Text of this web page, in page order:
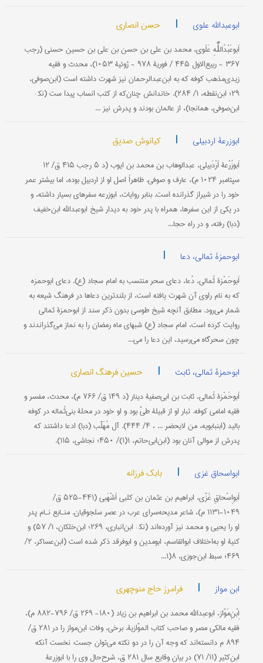
ابوعبدالله علوی | حسن انصاری
اَبوعَبْدُاللّٰهِ عَلَوی، محمد بن ‌علی بن حسن بن علی بن حسین حسنی (رجب
۳۶۷ - ربیع‌الاول ۴۴۵ / فوریۀ ۹۷۸ - ژوئیۀ ۱۰۵۳)، محدث و فقیه
زیدی‌مذهب کوفه که به ابن‌عبدالرحمان نیز شهرت داشته است (ابن‌صوفی،
۲۹؛ ابن‌نقطه، ۱/ ۲۸۴). خاندانش چنان‌که از کتب انساب پیدا ست (نک‍ :
ابن‌صوفی، همانجا)، از عالمان بودند و پدرش نیز ...
ابوزرعۀ اردبیلی | کیانوش صدیق
اَبوزُرْعۀ اَرْدَبیلی، عبدالوهاب بن محمد بن ایوب (د ۵ رجب ۴۱۵ ق/ ۱۲
سپتامبر ۱۰۲۴ م)، عارف و صوفی. ظاهراً اصل او از اردبیل بوده، اما بیشتر عمر
خود را در شیراز گذرانده است. بنابر روایات، ابوزرعه سفرهای بسیار داشته، و
در یکی از این سفرها، همراه با پدر خود به دیدار شیخ ابوعبدالله ابن‌خفیف
(دبا) رفته، و در راه حجا...
ابوحمزۀ ثمالی، دعا |
اَبوحَمْزۀ ثُمالی، دُعا، دعای سحر منتسب به امام سجاد (ع). دعای ابوحمزه
که به نام راوی آن شهرت یافته است، از بلند‌‌ترین دعاها در فرهنگ شیعه به
شمار می‌رود. مطابق آنچه شیخ طوسی بدون ذكر سند از ابوحمزۀ ثمالی
روایت كرده است، امام سجاد (ع) شبهای ماه رمضان را به نماز می‌گذراندند و
چون سحرگاه می‌رسید، این دعا را می‌...
ابوحمزۀ ثمالی، ثابت | حسین فرهنگ انصاری
اَبوحَمْزۀ ثُمالی، ثابت بن ابی‌صفیۀ دینار (د ۱۴۹ ق/ ۷۶۶ م)، محدث، مفسر و
فقیه امامی کوفه. تبار او از قبیلۀ طیّ بود و او خود در محلۀ بنی‌ثُماله در کوفه
بالید (ابن‎بابویه، من لایحضر ... ، ۴/ ۴۴۴). آل مُهَلَّب (دبا) ادعا داشتند که
پدرش از موالی آنان بود (ابن‌ابی‌حاتم، ۱(۱)/ ۴۵۰؛ نجاشی، ۱۱۵).
ابواسحاق غزی | بابک فرزانه
اَبو‌اِسْحاقِ غَزّی، ابراهیم بن عثمان بن کلبی اَشْهَبی (۴۴۱-۵۲۵‌ ق/
۱۰۴۹-۱۱۳۱ م)، شاعر مدیحه‌سرای عرب در عصر سلجوقیان. منـابع نـام پدر
او را یحیى و محمد نیز آورده‌اند (نک‍ : ابن‌انباری، ۲۶۹؛ ابن‌خلکان، ۱/ ۵۷) و
کنیۀ او به‌اختلاف ابو‌القاسم، ابو‌مدین و ابو‌فرقد ذکر شده است (ابن‌عساکر، ۲/
۴۶۹؛ سبط ابن‌جوزی، ۸(۱...
ابن مواز | فرامرز حاج منوچهری
اِبْنِ‌مَوّاز، ابوعبد‌الله محمد بن ابراهیم بن زیاد (۱۸۰- ۲۶۹ ق/ ۷۹۶-۸۸۲ م)،
فقیه مالکی مصر و صاحب کتاب الموّازیة. برخی، وفات ابن‌مواز را در ۲۸۱ ق/
۸۹۴ م دانسته‌اند که وجه آن را در دو نکته می‌توان جست: نخست آنکه
ابن‌کثیر (۱۱/ ۷۱) در بیان وقایع سال ۲۸۱ ق، شرح‌حال وی را با ابوزرعۀ